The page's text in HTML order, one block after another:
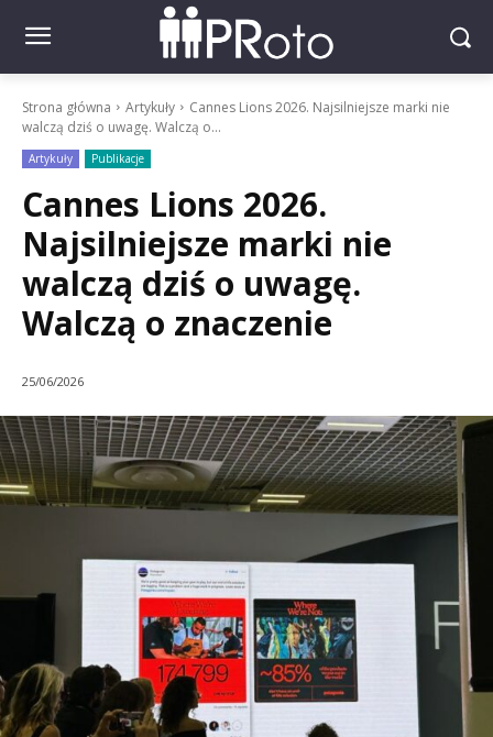
Strona główna Artykuły
Cannes Lions 2026. Najsilniejsze marki nie
walczą dziś o uwagę. Walczą o...
Artykuły Publikacje
Cannes Lions 2026.
Najsilniejsze marki nie
walczą dziś o uwagę.
Walczą o znaczenie
25/06/2026